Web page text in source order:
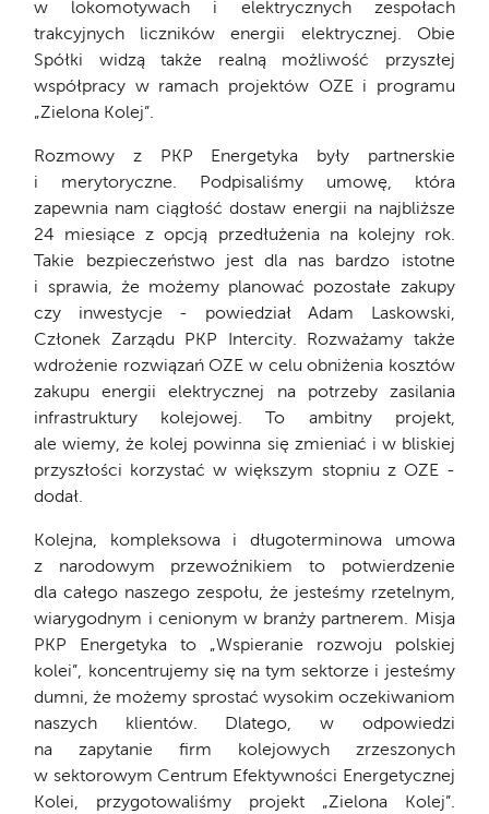
w lokomotywach i elektrycznych zespołach
trakcyjnych liczników energii elektrycznej. Obie
Spółki widzą także realną możliwość przyszłej
współpracy w ramach projektów OZE i programu
„Zielona Kolej”.
Rozmowy z PKP Energetyka były partnerskie
i merytoryczne. Podpisaliśmy umowę, która
zapewnia nam ciągłość dostaw energii na najbliższe
24 miesiące z opcją przedłużenia na kolejny rok.
Takie bezpieczeństwo jest dla nas bardzo istotne
i sprawia, że możemy planować pozostałe zakupy
czy inwestycje - powiedział Adam Laskowski,
Członek Zarządu PKP Intercity. Rozważamy także
wdrożenie rozwiązań OZE w celu obniżenia kosztów
zakupu energii elektrycznej na potrzeby zasilania
infrastruktury kolejowej. To ambitny projekt,
ale wiemy, że kolej powinna się zmieniać i w bliskiej
przyszłości korzystać w większym stopniu z OZE -
dodał.
Kolejna, kompleksowa i długoterminowa umowa
z narodowym przewoźnikiem to potwierdzenie
dla całego naszego zespołu, że jesteśmy rzetelnym,
wiarygodnym i cenionym w branży partnerem. Misja
PKP Energetyka to „Wspieranie rozwoju polskiej
kolei”, koncentrujemy się na tym sektorze i jesteśmy
dumni, że możemy sprostać wysokim oczekiwaniom
naszych klientów. Dlatego, w odpowiedzi
na zapytanie firm kolejowych zrzeszonych
w sektorowym Centrum Efektywności Energetycznej
Kolei, przygotowaliśmy projekt „Zielona Kolej”.